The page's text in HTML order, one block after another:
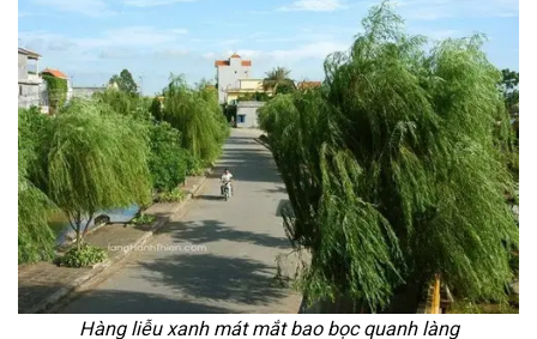
Hàng liễu xanh mát mắt bao bọc quanh làng